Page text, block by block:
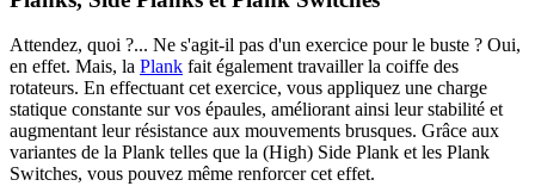
Attendez, quoi ?... Ne s'agit-il pas d'un exercice pour le buste ? Oui,
en effet. Mais, la Plank fait également travailler la coiffe des
rotateurs. En effectuant cet exercice, vous appliquez une charge
statique constante sur vos épaules, améliorant ainsi leur stabilité et
augmentant leur résistance aux mouvements brusques. Grâce aux
variantes de la Plank telles que la (High) Side Plank et les Plank
Switches, vous pouvez même renforcer cet effet.